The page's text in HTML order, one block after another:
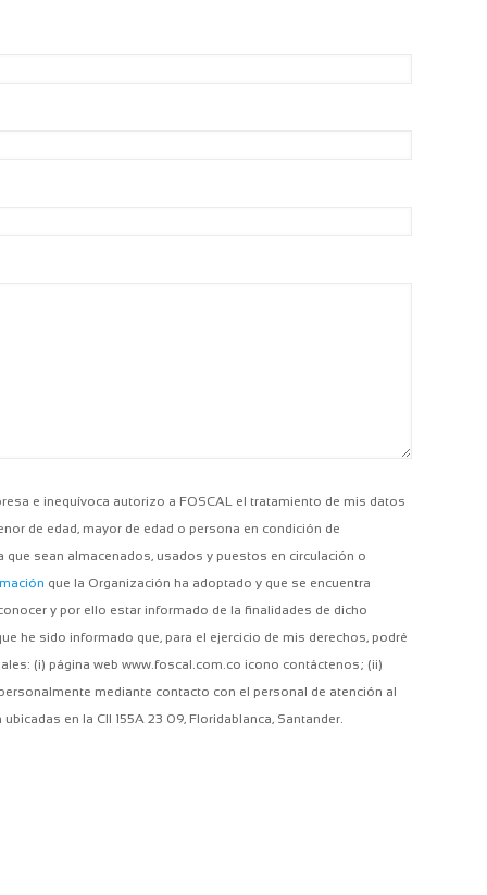
e inequívoca autorizo a FOSCAL el tratamiento de mis datos
de edad, mayor de edad o persona en condición de
sean almacenados, usados y puestos en circulación o
que la Organización ha adoptado y que se encuentra
y por ello estar informado de la finalidades de dicho
he sido informado que, para el ejercicio de mis derechos, podré
(i) página web www.foscal.com.co icono contáctenos; (ii)
mediante contacto con el personal de atención al
en la Cll 155A 23 09, Floridablanca, Santander.